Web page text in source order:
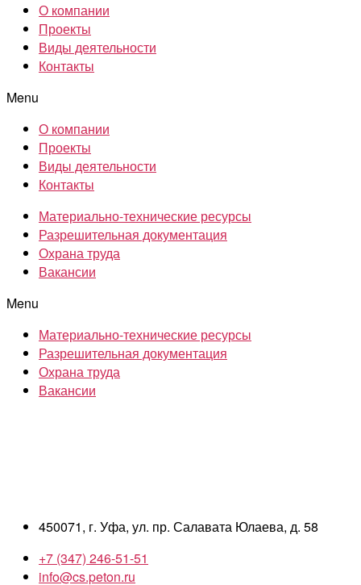
О компании
Проекты
Виды деятельности
Контакты
Menu
О компании
Проекты
Виды деятельности
Контакты
Материально-технические ресурсы
Разрешительная документация
Охрана труда
Вакансии
Menu
Материально-технические ресурсы
Разрешительная документация
Охрана труда
Вакансии
450071, г. Уфа, ул. пр. Салавата Юлаева, д. 58
+7 (347) 246-51-51
info@cs.peton.ru